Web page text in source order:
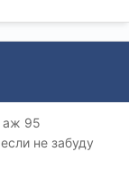
аж 95
не забуду